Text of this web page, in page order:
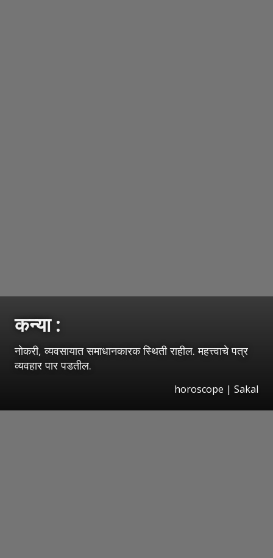
कन्या :
नोकरी, व्यवसायात समाधानकारक स्थिती राहील. महत्त्वाचे पत्र
व्यवहार पार पडतील.
horoscope | Sakal